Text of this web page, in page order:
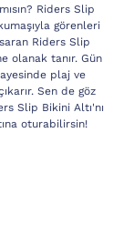
Riders Slip
görenleri
Riders Slip
olanak tanır. Gün
plaj ve
Sen de göz
Slip Bikini Altı'nı
oturabilirsin!